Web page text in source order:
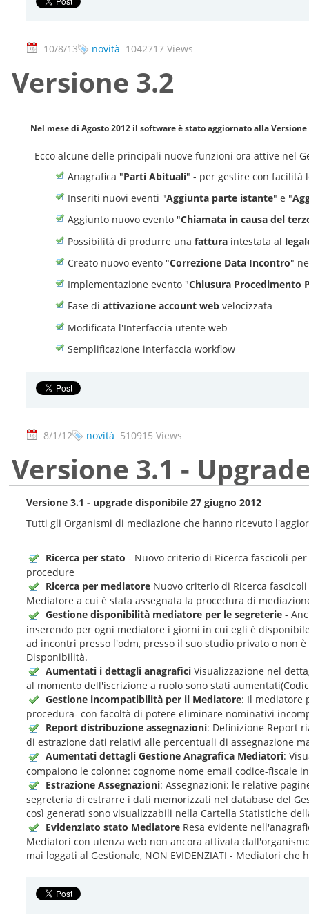
10/8/13 novità 1042717 Views
Versione 3.2
Nel mese di Agosto 2012 il software è stato aggiornato allaVersione
Ecco alcune delle principali nuove funzioni ora attive nel
Anagrafica "Parti Abituali" - per gestire con facilità
Inseriti nuovi eventi "Aggiunta parte istante" e "
Aggiunto nuovo evento "Chiamata in causa del
Possibilità di produrre una fattura intestata al
Creato nuovo evento "Correzione Data Incontro"
Implementazione evento "Chiusura Procedimento
Fase di attivazione account web velocizzata
Modificata l'Interfaccia utente web
Semplificazione interfaccia workflow
8/1/12 novità 510915 Views
Versione 3.1 -
Versione 3.1 - upgrade disponibile 27 giugno 2012
Tutti gli Organismi di mediazione che hanno ricevuto
Ricerca per stato - Nuovo criterio di Ricerca fascicoli
procedure
Ricerca per mediatore Nuovo criterio di Ricerca
Mediatore a cui è stata assegnata la procedura di
Gestione disponibilità mediatore per le segreterie -
inserendo per ogni mediatore i giorni in cui egli è
ad incontri presso l'odm, presso il suo studio privato o non
Disponibilità.
Aumentati i dettagli anagrafici Visualizzazione nel
al momento dell'iscrizione a ruolo sono stati
Gestione incompatibilità per il Mediatore: Il mediatore
procedura- con facoltà di potere eliminare nominativi
Report distribuzione assegnazioni: Definizione Report
di estrazione dati relativi alle percentuali di assegnazione
Aumentati dettagli Gestione Anagrafica Mediatori:
compaiono le colonne: cognome nome email codice-fiscale
Estrazione Assegnazioni: Assegnazioni: le relative
segreteria di estrarre i dati memorizzati nel database del
così generati sono visualizzabili nella Cartella Statistiche
Evidenziato stato Mediatore Resa evidente
Mediatori con utenza web non ancora attivata
mai loggati al Gestionale, NON EVIDENZIATI - Mediatori